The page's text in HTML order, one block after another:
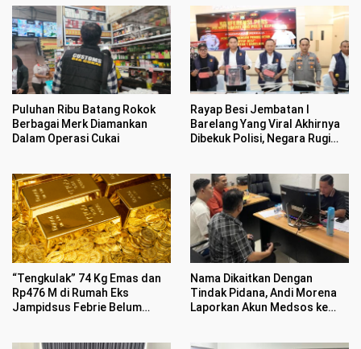
Puluhan Ribu Batang Rokok
Berbagai Merk Diamankan
Dalam Operasi Cukai
Rayap Besi Jembatan I
Barelang Yang Viral Akhirnya
Dibekuk Polisi, Negara Rugi
“Tengkulak” 74 Kg Emas dan
Rp476 M di Rumah Eks
Jampidsus Febrie Belum
Nama Dikaitkan Dengan
Tindak Pidana, Andi Morena
Laporkan Akun Medsos ke